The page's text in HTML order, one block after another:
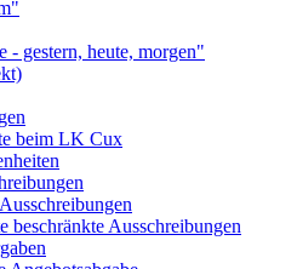
- gestern, heute, morgen"
beim LK Cux
beschränkte Ausschreibungen